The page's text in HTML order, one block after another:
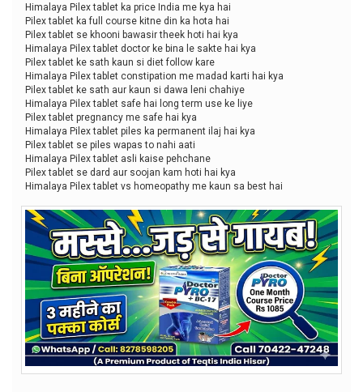
Himalaya Pilex tablet ka price India me kya hai
Pilex tablet ka full course kitne din ka hota hai
Pilex tablet se khooni bawasir theek hoti hai kya
Himalaya Pilex tablet doctor ke bina le sakte hai kya
Pilex tablet ke sath kaun si diet follow kare
Himalaya Pilex tablet constipation me madad karti hai kya
Pilex tablet ke sath aur kaun si dawa leni chahiye
Himalaya Pilex tablet safe hai long term use ke liye
Pilex tablet pregnancy me safe hai kya
Himalaya Pilex tablet piles ka permanent ilaj hai kya
Pilex tablet se piles wapas to nahi aati
Himalaya Pilex tablet asli kaise pehchane
Pilex tablet se dard aur soojan kam hoti hai kya
Himalaya Pilex tablet vs homeopathy me kaun sa best hai